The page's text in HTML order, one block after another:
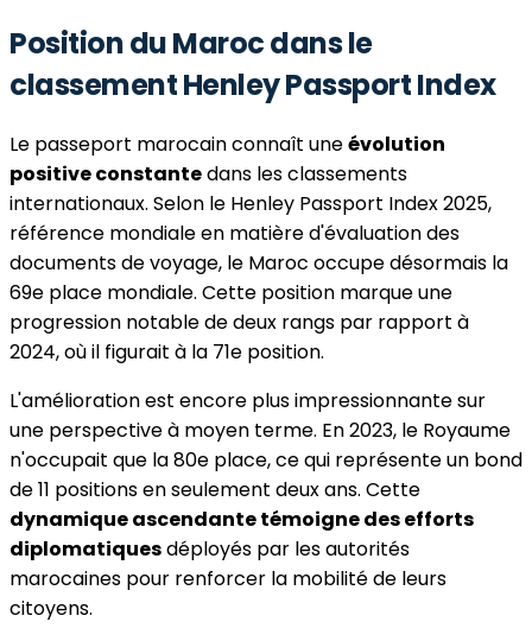
Position du Maroc dans le
classement Henley Passport Index
Le passeport marocain connaît uneévolution
positive constantedans les classements
internationaux. Selon le Henley Passport Index 2025,
référence mondiale en matière d'évaluation des
documents de voyage, le Maroc occupe désormais la
69e place mondiale. Cette position marque une
progression notable de deux rangs par rapport à
2024, où il figurait à la 71e position.
L'amélioration est encore plus impressionnante sur
une perspective à moyen terme. En 2023, le Royaume
n'occupait que la 80e place, ce qui représente un bond
de 11 positions en seulement deux ans. Cette
dynamique ascendante témoigne des efforts
diplomatiquesdéployés par les autorités
marocaines pour renforcer la mobilité de leurs
citoyens.